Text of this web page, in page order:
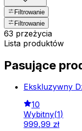
Filtrowanie
Filtrowanie
63 przeżycia
Lista produktów
Pasujące
Ekskluzywny
10
Wybitny(1)
999,99 zł